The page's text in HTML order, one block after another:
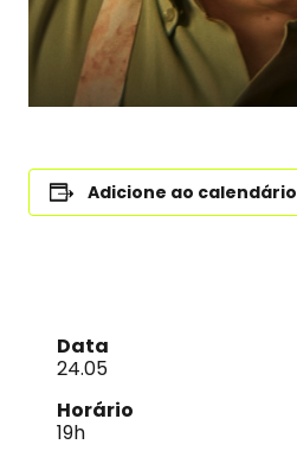
Adicione ao calendário
Data
24.05
Horário
19h